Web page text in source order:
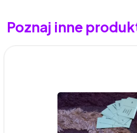
Poznaj inne